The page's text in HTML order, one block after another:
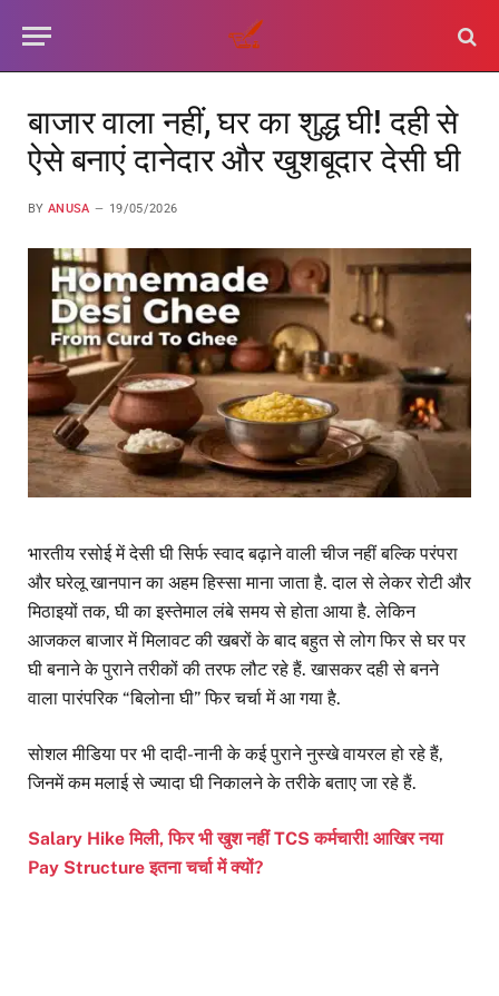
बाजार वाला नहीं, घर का शुद्ध घी! दही से
ऐसे बनाएं दानेदार और खुशबूदार देसी घी
BY ANUSA 19/05/2026
भारतीय रसोई में देसी घी सिर्फ स्वाद बढ़ाने वाली चीज नहीं बल्कि परंपरा
और घरेलू खानपान का अहम हिस्सा माना जाता है. दाल से लेकर रोटी और
मिठाइयों तक, घी का इस्तेमाल लंबे समय से होता आया है. लेकिन
आजकल बाजार में मिलावट की खबरों के बाद बहुत से लोग फिर से घर पर
घी बनाने के पुराने तरीकों की तरफ लौट रहे हैं. खासकर दही से बनने
वाला पारंपरिक “बिलोना घी” फिर चर्चा में आ गया है.
सोशल मीडिया पर भी दादी-नानी के कई पुराने नुस्खे वायरल हो रहे हैं,
जिनमें कम मलाई से ज्यादा घी निकालने के तरीके बताए जा रहे हैं.
Salary Hike मिली, फिर भी खुश नहीं TCS कर्मचारी! आखिर नया
Pay Structure इतना चर्चा में क्यों?